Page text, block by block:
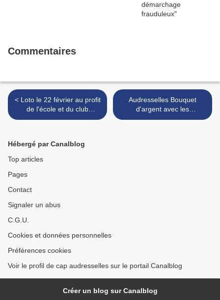
Commentaires
< Loto le 22 février au profit
de l'école et du club
doliphines.
Audresselles Bouquet
d'argent avec les
encouragements du jury >
Hébergé par Canalblog
Top articles
Pages
Contact
Signaler un abus
C.G.U.
Cookies et données personnelles
Préférences cookies
Voir le profil de cap audresselles sur le portail Canalblog
Créer un blog sur Canalblog